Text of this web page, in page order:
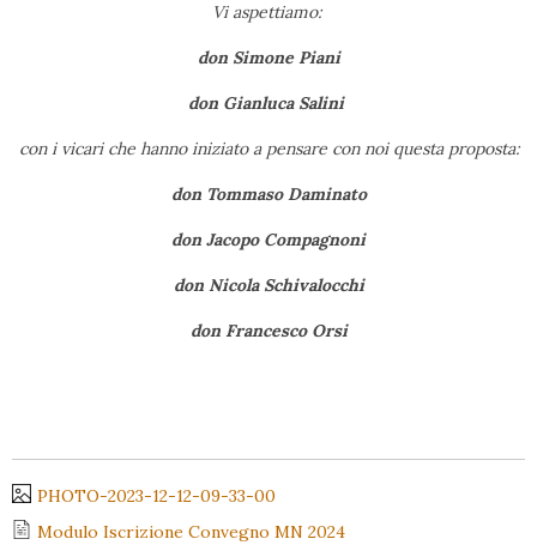
Vi aspettiamo:
don Simone Piani
don Gianluca Salini
con i vicari che hanno iniziato a pensare con noi questa proposta:
don Tommaso Daminato
don Jacopo Compagnoni
don Nicola Schivalocchi
don Francesco Orsi
PHOTO-2023-12-12-09-33-00
Modulo Iscrizione Convegno MN 2024